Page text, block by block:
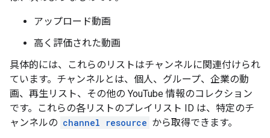
アップロード動画
高く評価された動画
具体的には、これらのリストはチャンネルに関連付けられ
ています。チャンネルとは、個人、グループ、企業の動
画、再生リスト、その他の YouTube 情報のコレクション
です。これらの各リストのプレイリスト ID は、特定のチ
ャンネルの channel resource から取得できます。